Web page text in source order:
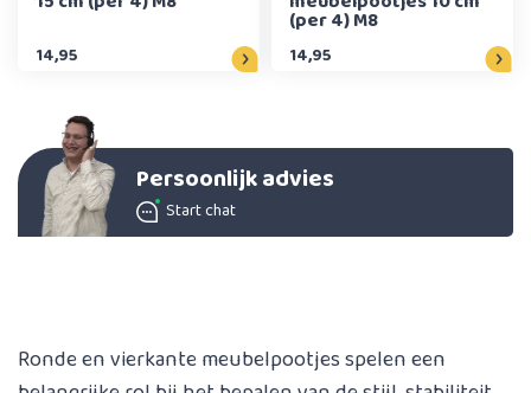
14,95
(per 4) M8
14,95
Persoonlijk advies
Start chat
Ronde en vierkante meubelpootjes spelen een